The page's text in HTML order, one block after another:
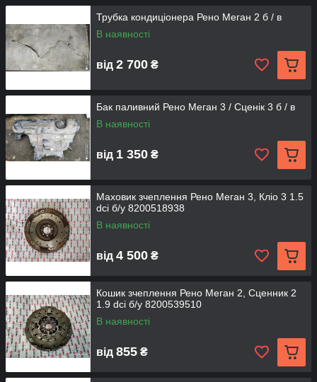
Трубка кондиціонера Рено Меган 2 б / в
В наявності
від 2 700 ₴
Бак паливний Рено Меган 3 / Сценік 3 б / в
В наявності
від 1 350 ₴
Маховик зчеплення Рено Меган 3, Кліо 3 1.5
dci б/у 8200518938
В наявності
від 4 500 ₴
Кошик зчеплення Рено Меган 2, Сценник 2
1.9 dci б/у 8200539510
В наявності
від 855 ₴